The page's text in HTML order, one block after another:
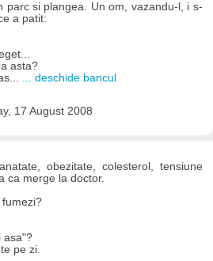
parc si plangea. Un om, vazandu-l, i s-
a patit:
asta?
... deschide bancul
17 August 2008
obezitate, colesterol, tensiune
ca merge la doctor.
fumezi?
asa"?
pe zi.